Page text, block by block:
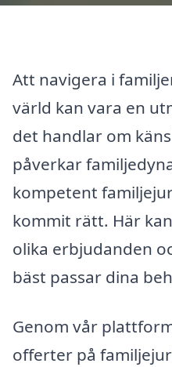
Att navigera i
värld kan vara en
det handlar om
påverkar
kompetent
kommit rätt. Här
olika erbjudanden
bäst passar dina
Genom vår
offerter på